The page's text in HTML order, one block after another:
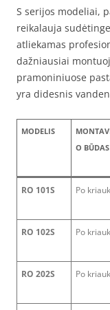
S serijos modeliai,
reikalauja
atliekamas
dažniausiai
pramoniniuose
yra didesnis
MODELIS
O BŪDAS
RO 101S Po
RO 102S Po
RO 202S Po